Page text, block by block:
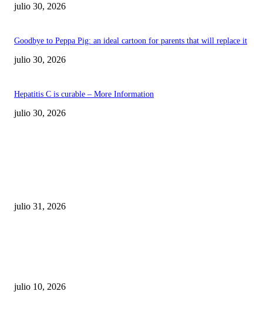
julio 30, 2026
Goodbye to Peppa Pig: an ideal cartoon for parents that will replace it
julio 30, 2026
Hepatitis C is curable – More Information
julio 30, 2026
julio 31, 2026
julio 10, 2026